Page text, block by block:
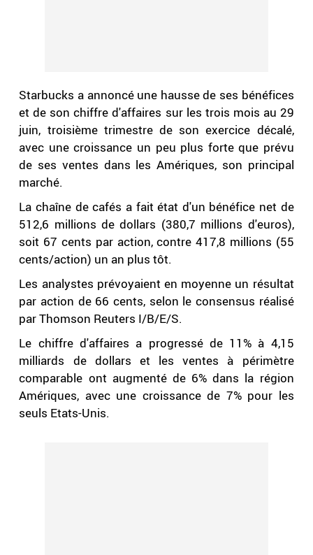
Starbucks a annoncé une hausse de ses bénéfices
et de son chiffre d'affaires sur les trois mois au 29
juin, troisième trimestre de son exercice décalé,
avec une croissance un peu plus forte que prévu
de ses ventes dans les Amériques, son principal
marché.
La chaîne de cafés a fait état d'un bénéfice net de
512,6 millions de dollars (380,7 millions d'euros),
soit 67 cents par action, contre 417,8 millions (55
cents/action) un an plus tôt.
Les analystes prévoyaient en moyenne un résultat
par action de 66 cents, selon le consensus réalisé
par Thomson Reuters I/B/E/S.
Le chiffre d'affaires a progressé de 11% à 4,15
milliards de dollars et les ventes à périmètre
comparable ont augmenté de 6% dans la région
Amériques, avec une croissance de 7% pour les
seuls Etats-Unis.